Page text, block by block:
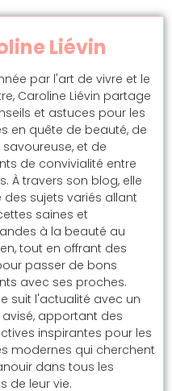
Liévin
par l'art de vivre et le
Caroline Liévin partage
et astuces pour les
en quête de beauté, de
savoureuse, et de
de convivialité entre
À travers son blog, elle
des sujets variés allant
saines et
à la beauté au
tout en offrant des
passer de bons
avec ses proches.
suit l'actualité avec un
apportant des
inspirantes pour les
modernes qui cherchent
dans tous les
de leur vie.